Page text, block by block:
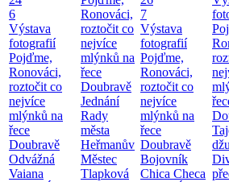
6
Výstava
fotografií
Pojďme,
Ronováci,
roztočit co
nejvíce
mlýnků na
řece
Doubravě
Odvážná
Vaiana
Ronováci,
roztočit co
nejvíce
mlýnků na
řece
Doubravě
Jednání
Rady
města
Heřmanův
Městec
Tlapková
7
Výstava
fotografií
Pojďme,
Ronováci,
roztočit co
nejvíce
mlýnků na
řece
Doubravě
Bojovník
Chica Checa